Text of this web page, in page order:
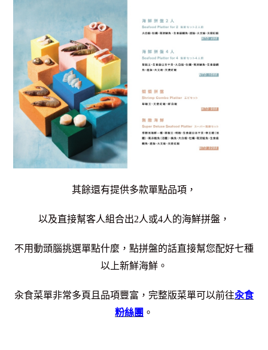
其餘還有提供多款單點品項，
以及直接幫客人組合出2人或4人的海鮮拼盤，
不用動頭腦挑選單點什麼，點拼盤的話直接幫您配好七種
以上新鮮海鮮。
汆食菜單非常多頁且品項豐富，完整版菜單可以前往汆食
粉絲團 。